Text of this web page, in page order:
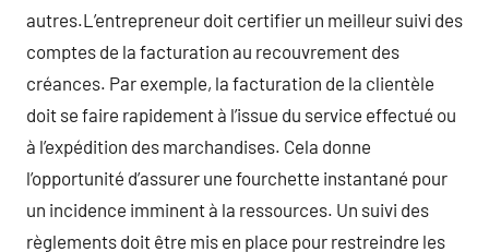
autres.L’entrepreneur doit certifier un meilleur suivi des
comptes de la facturation au recouvrement des
créances. Par exemple, la facturation de la clientèle
doit se faire rapidement à l’issue du service effectué ou
à l’expédition des marchandises. Cela donne
l’opportunité d’assurer une fourchette instantané pour
un incidence imminent à la ressources. Un suivi des
règlements doit être mis en place pour restreindre les